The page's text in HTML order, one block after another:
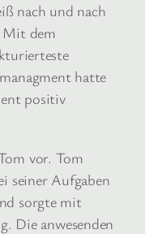
nach und nach
Mit dem
hatte
positiv
vor. Tom
seiner Aufgaben
sorgte mit
Die anwesenden